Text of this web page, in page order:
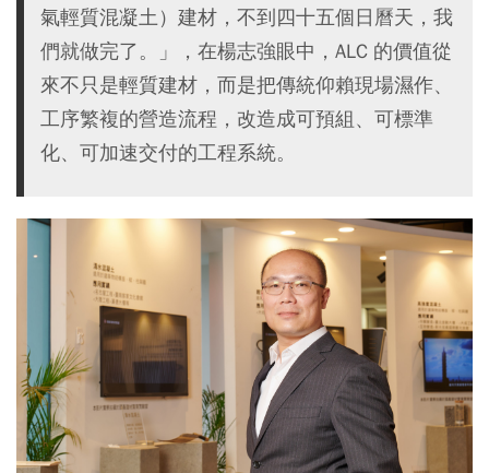
氣輕質混凝土）建材，不到四十五個日曆天，我
們就做完了。」，在楊志強眼中，ALC 的價值從
來不只是輕質建材，而是把傳統仰賴現場濕作、
工序繁複的營造流程，改造成可預組、可標準
化、可加速交付的工程系統。